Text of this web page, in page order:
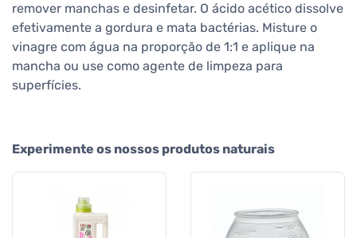
remover manchas e desinfetar. O ácido acético dissolve
efetivamente a gordura e mata bactérias. Misture o
vinagre com água na proporção de 1:1 e aplique na
mancha ou use como agente de limpeza para
superfícies.
Experimente os nossos produtos naturais